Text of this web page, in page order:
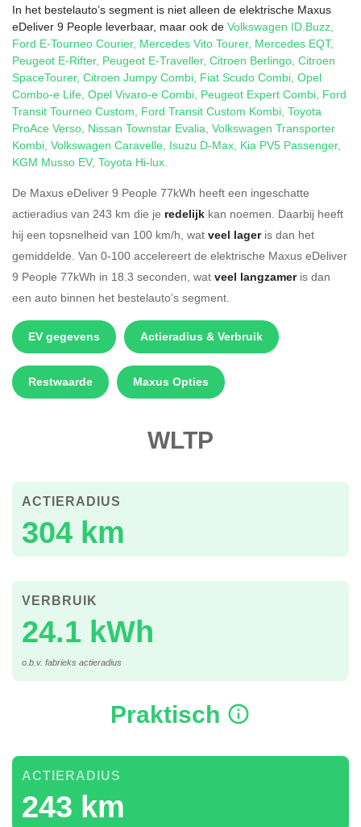
In het bestelauto’s segment is niet alleen de elektrische Maxus
eDeliver 9 People leverbaar, maar ook de Volkswagen ID.Buzz,
Ford E-Tourneo Courier, Mercedes Vito Tourer, Mercedes EQT,
Peugeot E-Rifter, Peugeot E-Traveller, Citroen Berlingo, Citroen
SpaceTourer, Citroen Jumpy Combi, Fiat Scudo Combi, Opel
Combo-e Life, Opel Vivaro-e Combi, Peugeot Expert Combi, Ford
Transit Tourneo Custom, Ford Transit Custom Kombi, Toyota
ProAce Verso, Nissan Townstar Evalia, Volkswagen Transporter
Kombi, Volkswagen Caravelle, Isuzu D-Max, Kia PV5 Passenger,
KGM Musso EV, Toyota Hi-lux.
De Maxus eDeliver 9 People 77kWh heeft een ingeschatte
actieradius van 243 km die je redelijk kan noemen. Daarbij heeft
hij een topsnelheid van 100 km/h, wat veel lageris dan het
gemiddelde. Van 0-100 accelereert de elektrische Maxus eDeliver
9 People 77kWh in 18.3 seconden, wat veel langzameris dan
een auto binnen het bestelauto’s segment.
EV gegevens Actieradius & Verbruik
Restwaarde Maxus Opties
WLTP
304 km
ACTIERADIUS
24.1 kWh
VERBRUIK
o.b.v. fabrieks actieradius
Praktisch
243 km
ACTIERADIUS